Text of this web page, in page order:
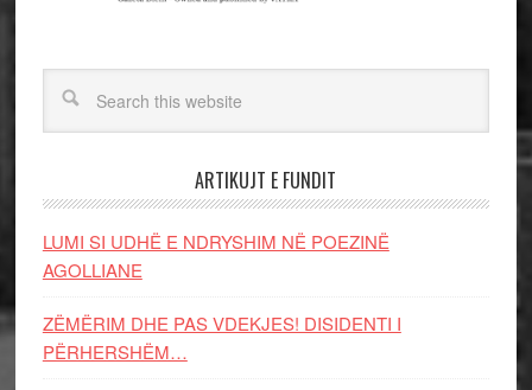
ARTIKUJT E FUNDIT
LUMI SI UDHË E NDRYSHIM NË POEZINË
AGOLLIANE
ZËMËRIM DHE PAS VDEKJES! DISIDENTI I
PËRHERSHËM…